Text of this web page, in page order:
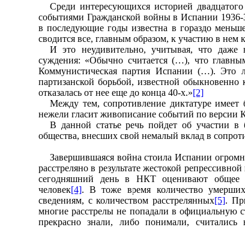
Среди интересующихся историей
событиями Гражданской войны в Испании 1936-
в последующие годы известна в гораздо
сводится все, главным образом, к участию в
И это неудивительно, учитывая, что даже
суждения: «Обычно считается (…), что
Коммунистическая партия Испании (…). Это
партизанской борьбой, известной
отказалась от нее еще до конца 40-х.»[2]
Между тем, сопротивление диктатуре
нежели гласит живописание событий по версии
В данной статье речь пойдет об участии в
общества, внесших свой немалый вклад в
Завершившаяся война стоила Испании
расстреляно в результате жестокой
сегодняшний день в НКТ оценивают общее
человек[4]. В тоже время количество
сведениям, с количеством расстрелянных[5].
многие расстрелы не попадали в официальную
прекрасно знали, либо понимали,